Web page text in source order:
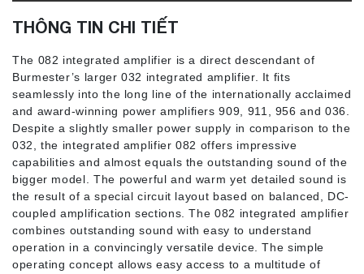
THÔNG TIN CHI TIẾT
The 082 integrated amplifier is a direct descendant of
Burmester’s larger 032 integrated amplifier. It fits
seamlessly into the long line of the internationally acclaimed
and award-winning power amplifiers 909, 911, 956 and 036.
Despite a slightly smaller power supply in comparison to the
032, the integrated amplifier 082 offers impressive
capabilities and almost equals the outstanding sound of the
bigger model. The powerful and warm yet detailed sound is
the result of a special circuit layout based on balanced, DC-
coupled amplification sections. The 082 integrated amplifier
combines outstanding sound with easy to understand
operation in a convincingly versatile device. The simple
operating concept allows easy access to a multitude of